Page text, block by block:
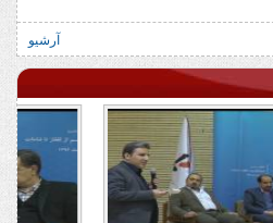
آرشیو